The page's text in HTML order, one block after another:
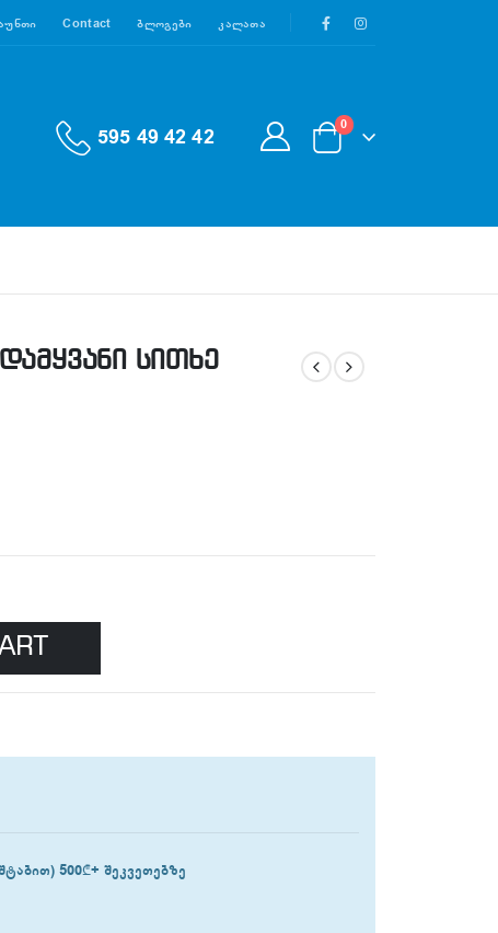
Contact Ბლოგები Კალათა
595 49 42 42 0
სითხე
500₾+ შეკვეთებზე